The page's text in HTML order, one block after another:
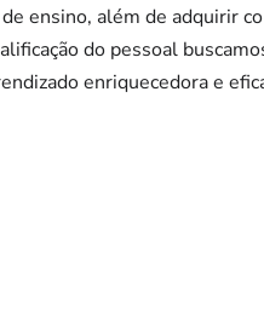
ensino, além de adquirir
do pessoal
enriquecedora e